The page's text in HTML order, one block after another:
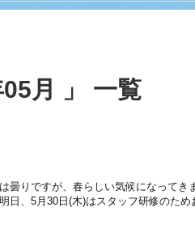
月 」 一覧
曇りですが、春らしい気候になってき
明日、5月30日(木)はスタッフ研修のため